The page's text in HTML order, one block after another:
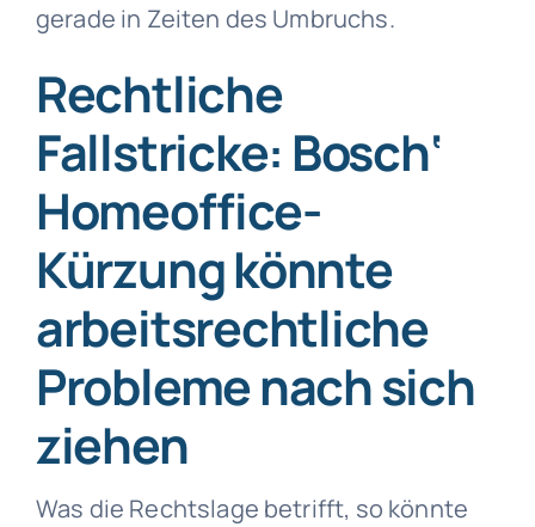
gerade in Zeiten des Umbruchs.
Rechtliche
Fallstricke: Bosch‘
Homeoffice-
Kürzung könnte
arbeitsrechtliche
Probleme nach sich
ziehen
Was die Rechtslage betrifft, so könnte